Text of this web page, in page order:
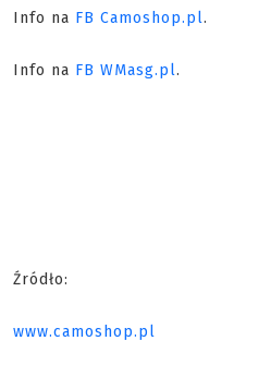
Info na FB Camoshop.pl.
Info na FB WMasg.pl.
Źródło:
www.camoshop.pl